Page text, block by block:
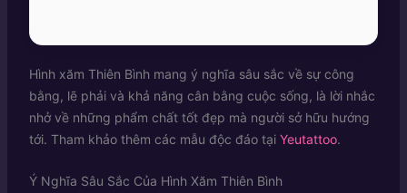
Hình xăm Thiên Bình mang ý nghĩa sâu sắc về sự công
bằng, lẽ phải và khả năng cân bằng cuộc sống, là lời nhắc
nhở về những phẩm chất tốt đẹp mà người sở hữu hướng
tới. Tham khảo thêm các mẫu độc đáo tại Yeutattoo.
Ý Nghĩa Sâu Sắc Của Hình Xăm Thiên Bình